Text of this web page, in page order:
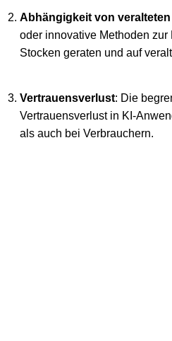
Abhängigkeit von
oder innovative Methoden
Stocken geraten und auf
Vertrauensverlust: Die
Vertrauensverlust in KI-
als auch bei Verbrauchern.